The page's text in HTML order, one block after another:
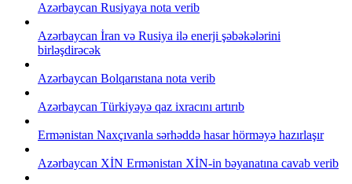
Azərbaycan Rusiyaya nota verib
Azərbaycan İran və Rusiya ilə enerji şəbəkələrini
birləşdirəcək
Azərbaycan Bolqarıstana nota verib
Azərbaycan Türkiyəyə qaz ixracını artırıb
Ermənistan Naxçıvanla sərhəddə hasar hörməyə hazırlaşır
Azərbaycan XİN Ermənistan XİN-in bəyanatına cavab verib